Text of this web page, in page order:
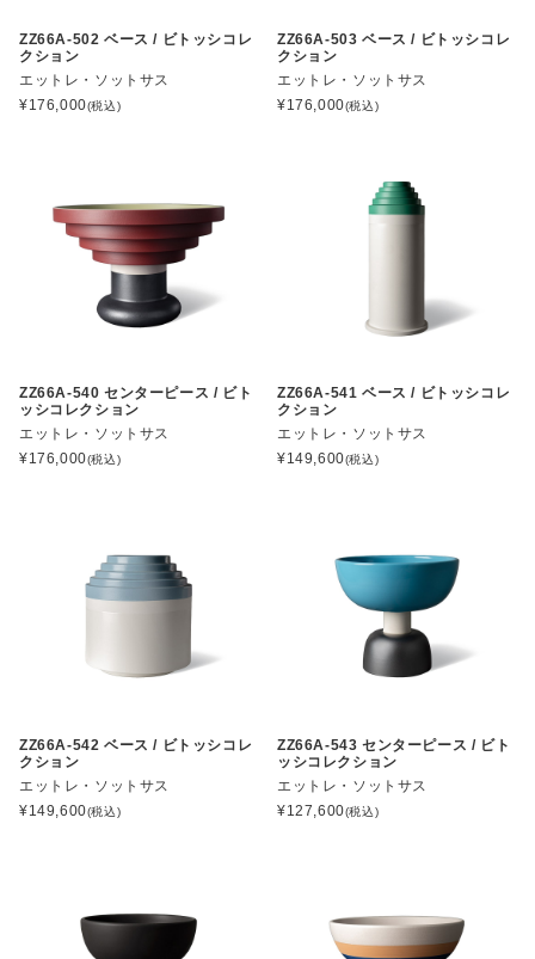
ZZ66A-502 ベース / ビトッシコレ
クション
エットレ・ソットサス
¥176,000(税込)
ZZ66A-503 ベース / ビトッシコレ
クション
エットレ・ソットサス
¥176,000(税込)
ZZ66A-540 センターピース / ビト
ッシコレクション
エットレ・ソットサス
¥176,000(税込)
ZZ66A-541 ベース / ビトッシコレ
クション
エットレ・ソットサス
¥149,600(税込)
ZZ66A-542 ベース / ビトッシコレ
クション
エットレ・ソットサス
¥149,600(税込)
ZZ66A-543 センターピース / ビト
ッシコレクション
エットレ・ソットサス
¥127,600(税込)